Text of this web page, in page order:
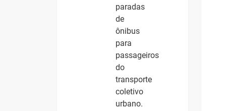
paradas
de
ônibus
para
passageiros
do
transporte
coletivo
urbano.